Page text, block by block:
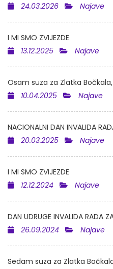
24.03.2026
Najave
I MI SMO ZVIJEZDE
13.12.2025
Najave
Osam suza za Zlatka Bočkala,
10.04.2025
Najave
NACIONALNI DAN INVALIDA
20.03.2025
Najave
I MI SMO ZVIJEZDE
12.12.2024
Najave
DAN UDRUGE INVALIDA RADA
26.09.2024
Najave
Sedam suza za Zlatka